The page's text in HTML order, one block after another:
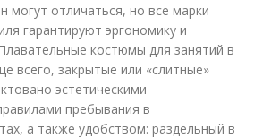
могут отличаться, но все марки
гарантируют эргономику и
костюмы для занятий в
всего, закрытые или «слитные»
эстетическими
пребывания в
а также удобством: раздельный в